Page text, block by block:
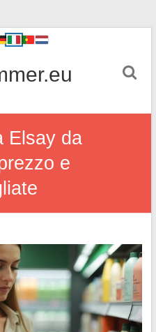
Elsay da
e